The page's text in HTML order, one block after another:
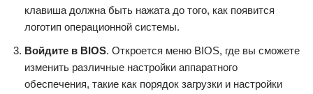
клавиша должна быть нажата до того, как появится
логотип операционной системы.
Войдите в BIOS. Откроется меню BIOS, где вы сможете
изменить различные настройки аппаратного
обеспечения, такие как порядок загрузки и настройки